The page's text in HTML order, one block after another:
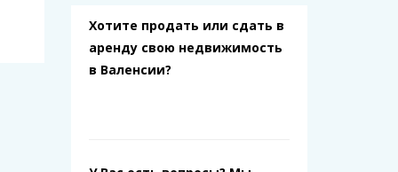
Хотите продать или сдать в
аренду свою недвижимость
в Валенсии?